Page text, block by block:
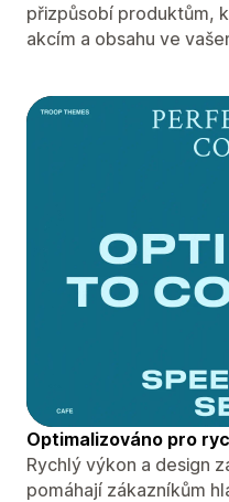
přizpůsobí produktům,
akcím a obsahu ve
Optimalizováno pro
Rychlý výkon a design
pomáhají zákazníkům